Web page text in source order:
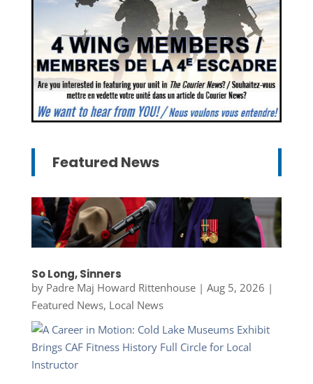
Featured News
So Long, Sinners
by Padre Maj Howard Rittenhouse| Aug 5, 2026 |
Featured News, Local News